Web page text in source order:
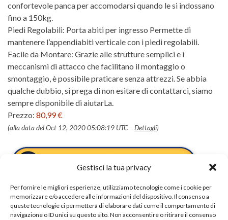
Gestisci la tua privacy
Per fornire le migliori esperienze, utilizziamo tecnologie come i cookie per
memorizzare e/o accedere alle informazioni del dispositivo. Il consenso a
queste tecnologie ci permetterà di elaborare dati come il comportamento di
navigazione o ID unici su questo sito. Non acconsentire o ritirare il consenso
confortevole panca per accomodarsi quando le si indossano
fino a 150kg.
Piedi Regolabili: Porta abiti per ingresso Permette di
mantenere l’appendiabiti verticale con i piedi regolabili.
Facile da Montare: Grazie alle strutture semplici e i
meccanismi di attacco che facilitano il montaggio o
smontaggio, è possibile praticare senza attrezzi. Se abbia
qualche dubbio, si prega di non esitare di contattarci, siamo
sempre disponibile di aiutarLa.
Prezzo: 80,99 €
(alla data del Oct 12, 2020 05:08:19 UTC – Dettagli)